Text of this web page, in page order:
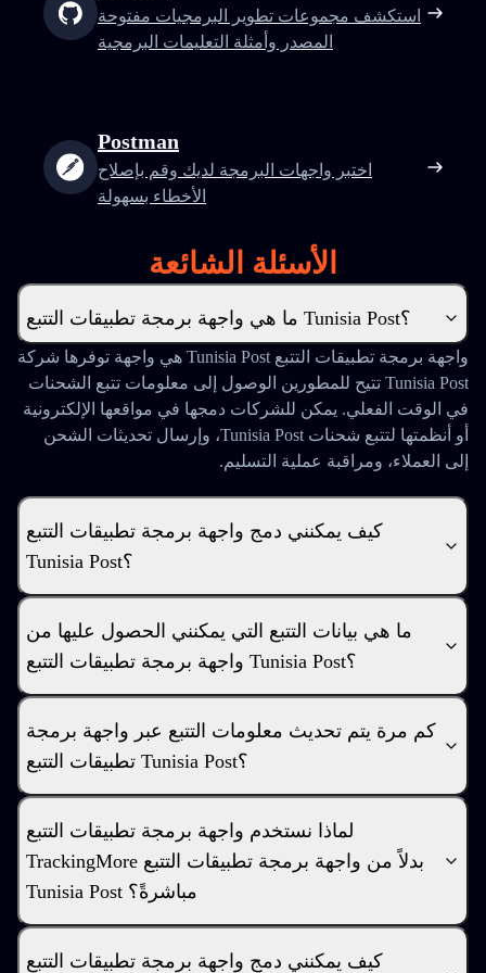
استكشف مجموعات تطوير البرمجيات مفتوحة
المصدر وأمثلة التعليمات البرمجية
Postman
اختبر واجهات البرمجة لديك وقم بإصلاح
الأخطاء بسهولة
الأسئلة الشائعة
ما هي واجهة برمجة تطبيقات التتبع Tunisia Post؟
واجهة برمجة تطبيقات التتبع Tunisia Post هي واجهة توفرها شركة
Tunisia Post تتيح للمطورين الوصول إلى معلومات تتبع الشحنات
في الوقت الفعلي. يمكن للشركات دمجها في مواقعها الإلكترونية
أو أنظمتها لتتبع شحنات Tunisia Post، وإرسال تحديثات الشحن
إلى العملاء، ومراقبة عملية التسليم.
كيف يمكنني دمج واجهة برمجة تطبيقات التتبع
Tunisia Post؟
ما هي بيانات التتبع التي يمكنني الحصول عليها من
واجهة برمجة تطبيقات التتبع Tunisia Post؟
كم مرة يتم تحديث معلومات التتبع عبر واجهة برمجة
تطبيقات التتبع Tunisia Post؟
لماذا نستخدم واجهة برمجة تطبيقات التتبع
TrackingMore بدلاً من واجهة برمجة تطبيقات التتبع
Tunisia Post مباشرةً؟
كيف يمكنني دمج واجهة برمجة تطبيقات التتبع